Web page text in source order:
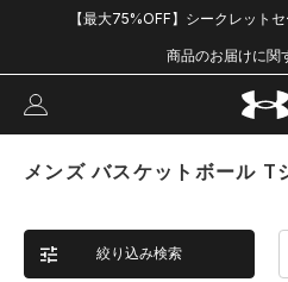
【最大75%OFF】シークレット
商品のお届けに関
メンズ バスケットボール T
絞り込み検索